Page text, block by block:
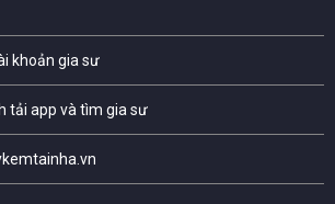
khoản gia sư
tải app và tìm gia sư